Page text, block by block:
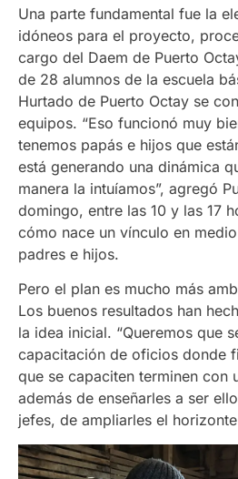
Una parte fundamental fue la
idóneos para el proyecto,
cargo del Daem de Puerto
de 28 alumnos de la escuela
Hurtado de Puerto Octay se
equipos. “Eso funcionó muy
tenemos papás e hijos que
está generando una dinámica
manera la intuíamos”, agregó
domingo, entre las 10 y las 17
cómo nace un vínculo en
padres e hijos.
Pero el plan es mucho más
Los buenos resultados han
la idea inicial. “Queremos que
capacitación de oficios donde
que se capaciten terminen con
además de enseñarles a ser
jefes, de ampliarles el